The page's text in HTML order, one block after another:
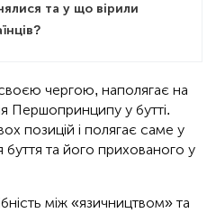
та у що вірили
чергою, наполягає на
Першопринципу у бутті.
позицій і полягає саме у
буття та його прихованого у
між «язичництвом» та